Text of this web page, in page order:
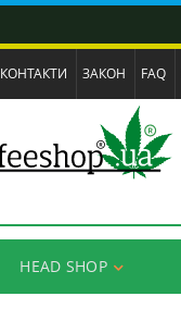
КОНТАКТИ ЗАКОН FAQ
HEAD SHOP